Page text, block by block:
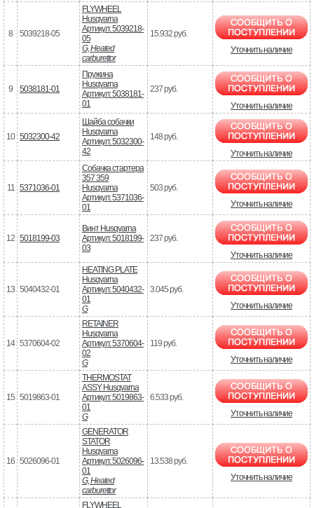
8 5039218-05
FLYWHEEL
Husqvarna
Артикул: 5039218-
05
G, Heated
carburettor
15.932 руб.
Уточнить наличие
9 5038181-01
Пружина
Husqvarna
Артикул: 5038181-
01
237 руб.
Уточнить наличие
10 5032300-42
Шайба собачки
Husqvarna
Артикул: 5032300-
42
148 руб.
Уточнить наличие
11 5371036-01
Собачка стартера
357 359
Husqvarna
Артикул: 5371036-
01
503 руб.
Уточнить наличие
12 5018199-03
Винт Husqvarna
Артикул: 5018199-
03
237 руб.
Уточнить наличие
13 5040432-01
HEATING PLATE
Husqvarna
Артикул: 5040432-
01
G
3.045 руб.
Уточнить наличие
14 5370604-02
RETAINER
Husqvarna
Артикул: 5370604-
02
G
119 руб.
Уточнить наличие
15 5019863-01
THERMOSTAT
ASSY Husqvarna
Артикул: 5019863-
01
G
6.533 руб.
Уточнить наличие
16 5026096-01
GENERATOR
STATOR
Husqvarna
Артикул: 5026096-
01
G, Heated
carburettor
13.538 руб.
Уточнить наличие
FLYWHEEL